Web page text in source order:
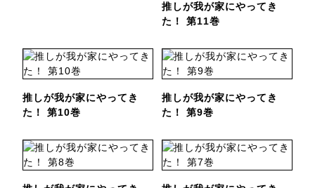
推しが我が家にやってき
た！ 第11巻
推しが我が家にやってき
た！ 第10巻
推しが我が家にやってき
た！ 第9巻